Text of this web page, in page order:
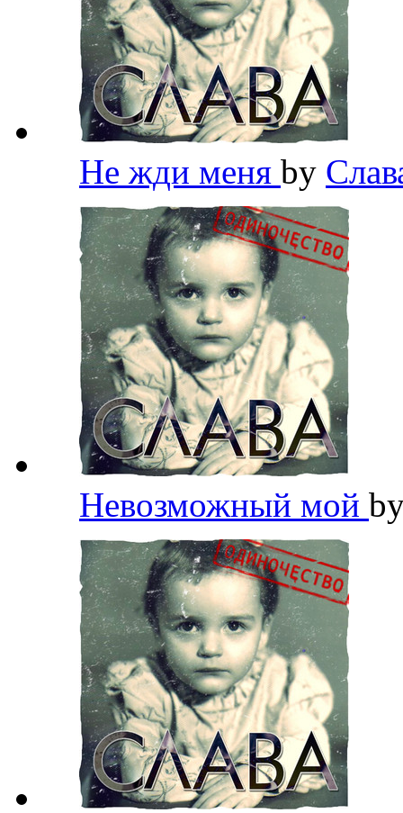
Не жди меня by
Невозможный мой